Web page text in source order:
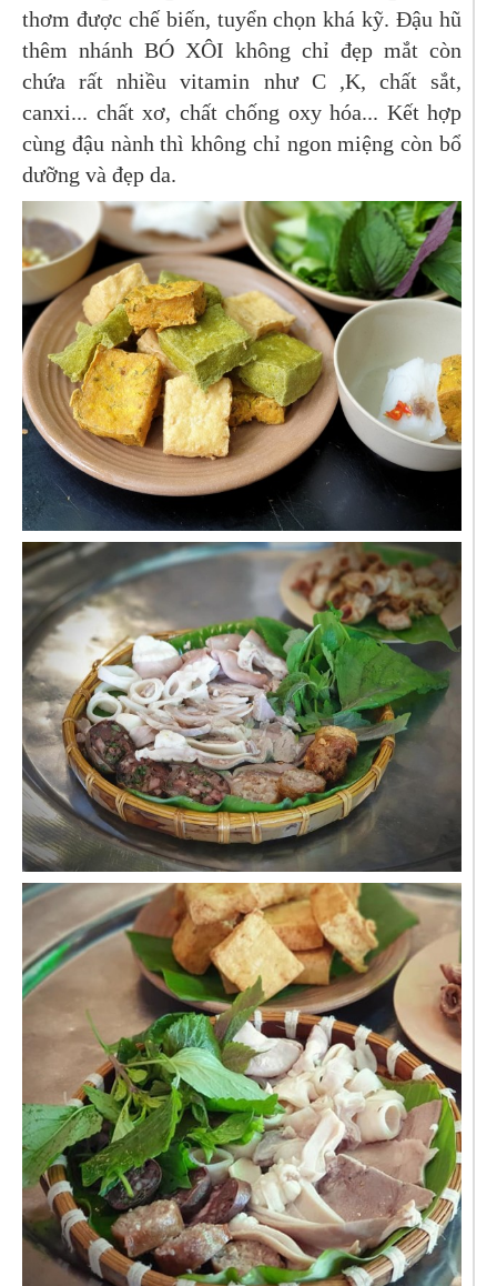
thơm được chế biến, tuyển chọn khá kỹ. Đậu hũ
thêm nhánh BÓ XÔI không chỉ đẹp mắt còn
chứa rất nhiều vitamin như C ,K, chất sắt,
canxi... chất xơ, chất chống oxy hóa... Kết hợp
cùng đậu nành thì không chỉ ngon miệng còn bổ
dưỡng và đẹp da.